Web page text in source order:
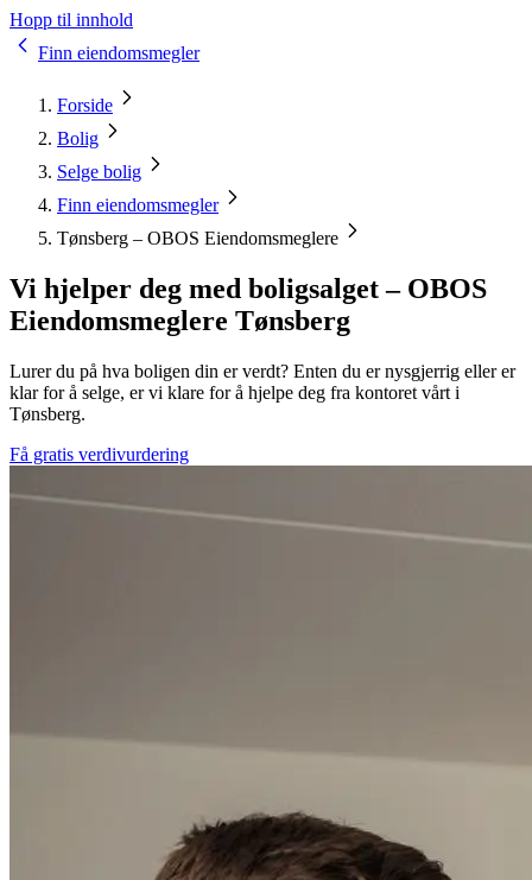
Hopp til innhold
Finn eiendomsmegler
Forside
Bolig
Selge bolig
Finn eiendomsmegler
Tønsberg – OBOS Eiendomsmeglere
Vi hjelper deg med boligsalget – OBOS
Eiendomsmeglere Tønsberg
Lurer du på hva boligen din er verdt? Enten du er nysgjerrig eller er
klar for å selge, er vi klare for å hjelpe deg fra kontoret vårt i
Tønsberg.
Få gratis verdivurdering